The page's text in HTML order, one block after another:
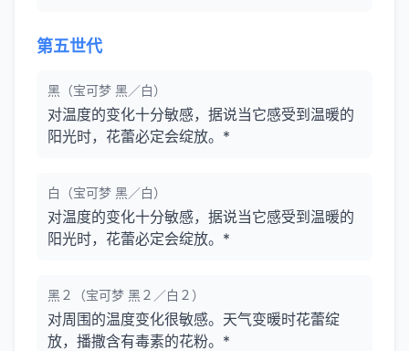
第五世代
黑（宝可梦 黑／白）
对温度的变化十分敏感，据说当它感受到温暖的
阳光时，花蕾必定会绽放。*
白（宝可梦 黑／白）
对温度的变化十分敏感，据说当它感受到温暖的
阳光时，花蕾必定会绽放。*
黑２（宝可梦 黑２／白２）
对周围的温度变化很敏感。天气变暖时花蕾绽
放，播撒含有毒素的花粉。*